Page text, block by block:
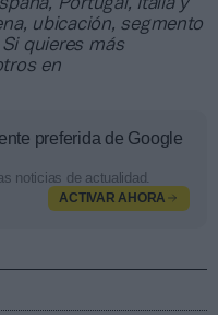
Portugal, Italia y
ubicación, segmento
quieres más
en
preferida de Google
noticias de actualidad.
ACTIVAR AHORA